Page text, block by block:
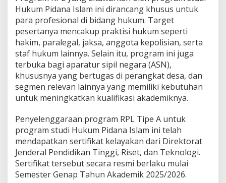
A
U
I
N
K
H
A
S
J
e
m
b
r
Hukum Pidana Islam ini dirancang khusus untuk
para profesional di bidang hukum. Target
pesertanya mencakup praktisi hukum seperti
hakim, paralegal, jaksa, anggota kepolisian, serta
staf hukum lainnya. Selain itu, program ini juga
terbuka bagi aparatur sipil negara (ASN),
khususnya yang bertugas di perangkat desa, dan
segmen relevan lainnya yang memiliki kebutuhan
untuk meningkatkan kualifikasi akademiknya.
Penyelenggaraan program RPL Tipe A untuk
program studi Hukum Pidana Islam ini telah
mendapatkan sertifikat kelayakan dari Direktorat
Jenderal Pendidikan Tinggi, Riset, dan Teknologi.
Sertifikat tersebut secara resmi berlaku mulai
Semester Genap Tahun Akademik 2025/2026.